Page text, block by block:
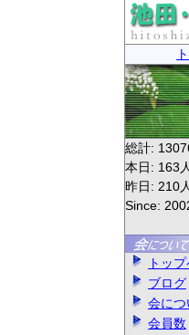
総計:
本日: 163 人
昨日: 210人
Since:
トッ
ブログ
会につ
会員数